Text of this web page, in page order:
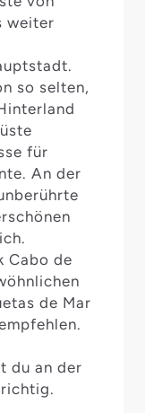
weiter
so selten,
für
An der
Cabo de
de Mar
du an der